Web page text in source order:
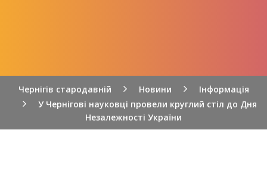
Чернігів стародавній Новини
Інформація
У Чернігові науковці провели круглий стіл до Дня
Незалежності України